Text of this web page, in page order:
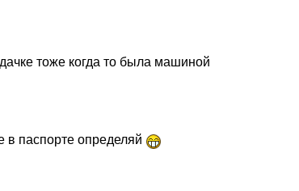
тоже когда то была машиной
в паспорте определяй